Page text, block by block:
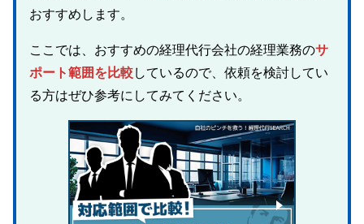
おすすめします。
ここでは、おすすめの経理代行会社の経理業務のサ
ポート範囲を比較しているので、依頼を検討してい
る方はぜひ参考にしてみてください。